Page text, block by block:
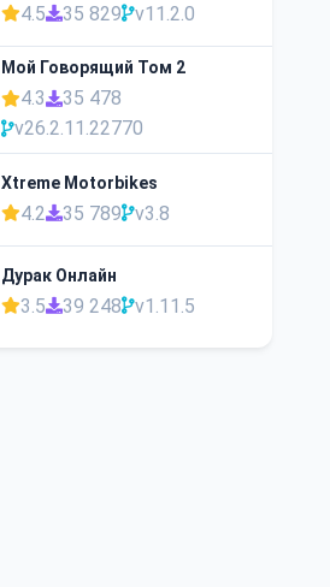
4.5 35 829 v11.2.0
Мой Говорящий Том 2
4.3
35 478
v26.2.11.22770
Xtreme Motorbikes
4.2 35 789 v3.8
Дурак Онлайн
3.5 39 248 v1.11.5